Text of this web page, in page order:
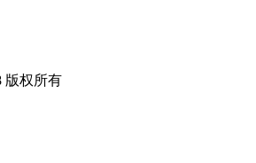
版权所有